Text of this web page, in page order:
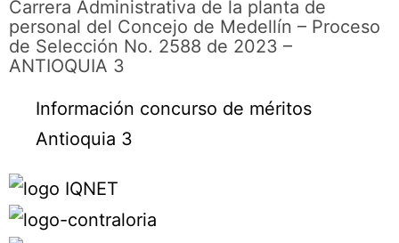
Carrera Administrativa de la planta de
personal del Concejo de Medellín – Proceso
de Selección No. 2588 de 2023 –
ANTIOQUIA 3
Información concurso de méritos
Antioquia 3